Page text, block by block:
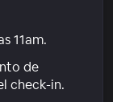
11am.
de
check-in.